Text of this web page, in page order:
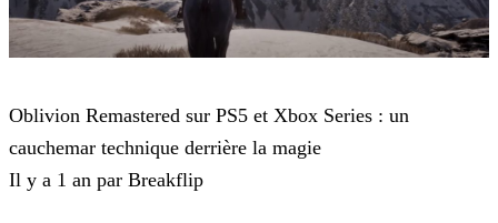
Oblivion Remastered sur PS5 et Xbox Series : un
cauchemar technique derrière la magie
Il y a 1 an par Breakflip